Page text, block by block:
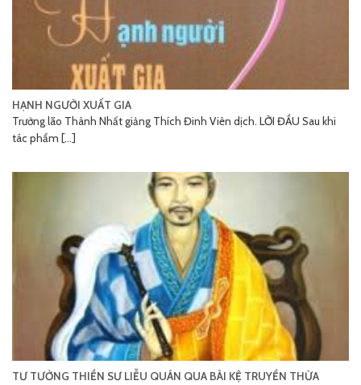
HẠNH NGƯỜI XUẤT GIA
Trưởng lão Thành Nhất giảng Thích Đinh Viên dịch. LỜI ĐẦU Sau khi
tác phẩm [...]
TƯ TƯỞNG THIỀN SƯ LIỄU QUÁN QUA BÀI KỆ TRUYỀN THỪA